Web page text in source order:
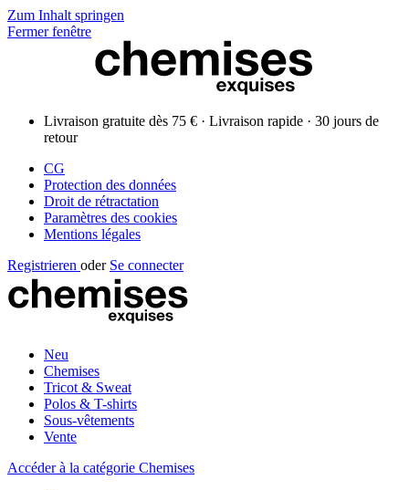
Zum Inhalt springen
Fermer fenêtre
Livraison gratuite dès 75 € · Livraison rapide · 30 jours de
retour
CG
Protection des données
Droit de rétractation
Paramètres des cookies
Mentions légales
Registrieren oder Se connecter
Neu
Chemises
Tricot & Sweat
Polos & T-shirts
Sous-vêtements
Vente
Accéder à la catégorie Chemises